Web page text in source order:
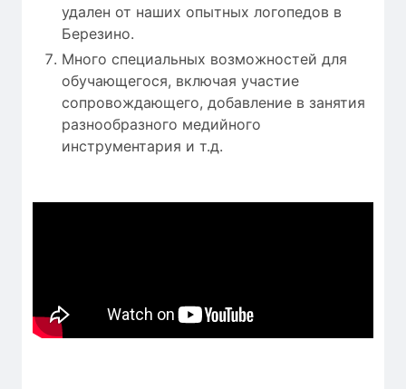
удален от наших опытных логопедов в
Березино.
Много специальных возможностей для
обучающегося, включая участие
сопровождающего, добавление в занятия
разнообразного медийного
инструментария и т.д.